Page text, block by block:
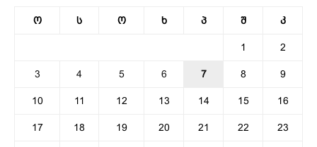
ო ს ო ხ პ შ კ
1 2
3 4 5 6 7 8 9
10 11 12 13 14 15 16
17 18 19 20 21 22 23